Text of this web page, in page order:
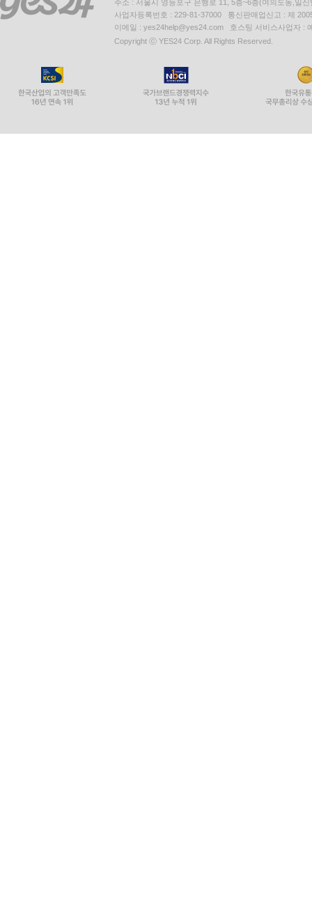
주소 : 서울시 영등포구 은행로 11, 5층~6층(여의도동,일신
사업자등록번호 : 229-81-37000 통신판매업신고 : 제
이메일 : yes24help@yes24.com 호스팅 서비스사업자 :
Copyright ⓒ YES24 Corp. All Rights Reserved.